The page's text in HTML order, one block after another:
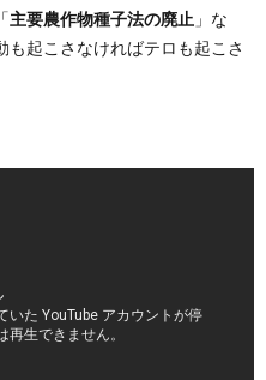
主要農作物種子法の廃止 」な
も起こさなければテロも起こさ